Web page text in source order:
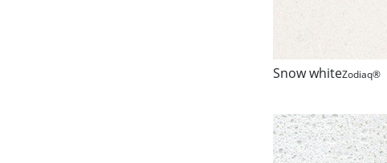
Snow whiteZodiaq®